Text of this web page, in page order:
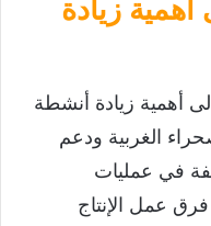
زيادة
أهمية زيادة أنشطة
الغربية ودعم
في عمليات
عمل الإنتاج